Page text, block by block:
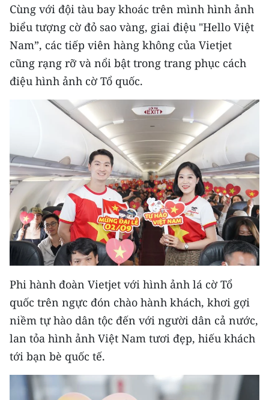
KIỂM CHỨNG THÔNG TIN
TRI THỨC CHUYÊN SÂU
54 DÂN TỘC VIỆT NAM
CHƯƠNG TRÌNH OCOP - MỖI XÃ
MỘT SẢN PHẨM
RADIO
MEDIA CENTER
E-Magazine
Video
Media Kinh tế
Media Văn hóa
Media Xã hội
Media Pháp luật
Cùng với đội tàu bay khoác trên mình hình ảnh
biểu tượng cờ đỏ sao vàng, giai điệu "Hello Việt
Nam”, các tiếp viên hàng không của Vietjet
cũng rạng rỡ và nổi bật trong trang phục cách
điệu hình ảnh cờ Tổ quốc.
Phi hành đoàn Vietjet với hình ảnh lá cờ Tổ
quốc trên ngực đón chào hành khách, khơi gợi
niềm tự hào dân tộc đến với người dân cả nước,
lan tỏa hình ảnh Việt Nam tươi đẹp, hiếu khách
tới bạn bè quốc tế.